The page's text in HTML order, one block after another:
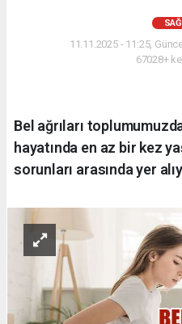
11.11.2025 - 11:25,
67028+
Bel ağrıları
hayatında en az bir kez
sorunları arasında yer